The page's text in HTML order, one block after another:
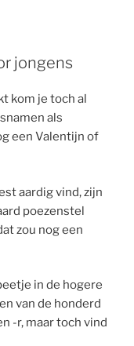
jongens
kom je toch al
als
een Valentijn of
aardig vind, zijn
poezenstel
zou nog een
in de hogere
van de honderd
-r, maar toch vind